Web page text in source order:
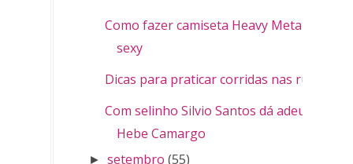
Como fazer camiseta Heavy Metal
sexy
Dicas para praticar corridas nas ruas
Com selinho Silvio Santos dá adeus à
Hebe Camargo
►setembro (55)